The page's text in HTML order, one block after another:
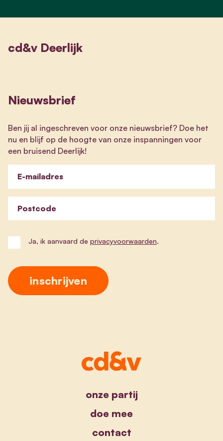
cd&v Deerlijk
Nieuwsbrief
Ben jij al ingeschreven voor onze nieuwsbrief? Doe het
nu en blijf op de hoogte van onze inspanningen voor
een bruisend Deerlijk!
E-mailadres
Postcode
Ja, ik aanvaard de privacyvoorwaarden.
onze partij
doe mee
contact